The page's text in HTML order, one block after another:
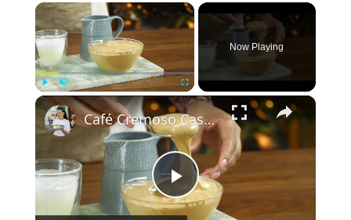
×
Play Unmute Fullscreen
Now Playing
Play
Café Cremoso Caseiro